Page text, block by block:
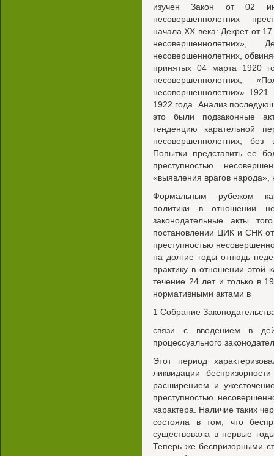
изучен Закон от 02
несовершеннолетних
начала XX века: Декрет от
несовершеннолетних,
принятых 04 марта 1920
несовершеннолетних,
несовершеннолетних»
1922 года. Анализ
это были подзаконные
тенденцию карательной
несовершеннолетних,
Попытки представить ее
преступностью
«выявления врагов
Формальным рубежом
политики в отношении
законодательные акты
постановлении ЦИК и СНК
преступностью
на долгие годы отнюдь
практику в отношении этой
течение 24 лет и только в
нормативными актами в
1 Собрание
связи с введением в
процессуального
Этот период
ликвидации
расширением и
преступностью
характера. Наличие таких
состояла в том, что
существовала в первые
Теперь же беспризорными